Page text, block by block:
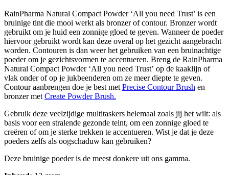
RainPharma Natural Compact Powder ‘All you need Trust’ is een
bruinige tint die mooi werkt als bronzer of contour. Bronzer wordt
gebruikt om je huid een zonnige gloed te geven. Wanneer de poeder
hiervoor gebruikt wordt kan deze overal op het gezicht aangebracht
worden. Contouren is dan weer het gebruiken van een bruinachtige
poeder om je gezichtsvormen te accentueren. Breng de RainPharma
Natural Compact Powder ‘All you need Trust’ op de kaaklijn of
vlak onder of op je jukbeenderen om ze meer diepte te geven.
Contour aanbrengen doe je best met Precise Contour Brush en
bronzer met Create Powder Brush.
​​​​​​​​Gebruik deze veelzijdige multitaskers helemaal zoals jij het wilt: als
basis voor een stralende gezonde teint, om een zonnige gloed te
creëren of om je sterke trekken te accentueren. Wist je dat je deze
poeders zelfs als oogschaduw kan gebruiken?​​​​​​​​
Deze bruinige poeder is de meest donkere uit ons gamma.